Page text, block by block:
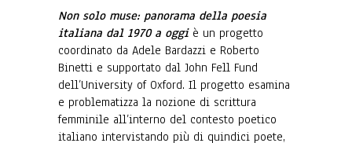
Non solo muse: panorama della poesia
italiana dal 1970 a oggi è un progetto
coordinato da Adele Bardazzi e Roberto
Binetti e supportato dal John Fell Fund
dell’University of Oxford. Il progetto esamina
e problematizza la nozione di scrittura
femminile all’interno del contesto poetico
italiano intervistando più di quindici poete,